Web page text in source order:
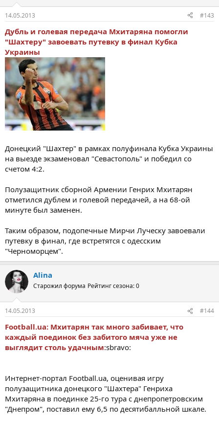
14.05.2013 #143
Дубль и голевая передача Мхитаряна помогли
"Шахтеру" завоевать путевку в финал Кубка
Украины
Донецкий "Шахтер" в рамках полуфинала Кубка Украины
на выезде экзаменовал "Севастополь" и победил со
счетом 4:2.
Полузащитник сборной Армении Генрих Мхитарян
отметился дублем и голевой передачей, а на 68-ой
минуте был заменен.
Таким образом, подопечные Мирчи Луческу завоевали
путевку в финал, где встретятся с одесским
"Черноморцем".
Alina
Старожил форума Рейтинг сезона: 0
14.05.2013 #144
Football.ua: Мхитарян так много забивает, что
каждый поединок без забитого мяча уже не
выглядит столь удачным:sbravo:
Интернет-портал Football.ua, оценивая игру
полузащитника донецкого "Шахтера" Генриха
Мхитаряна в поединке 25-го тура с днепропетровским
"Днепром", поставил ему 6,5 по десятибалльной шкале.